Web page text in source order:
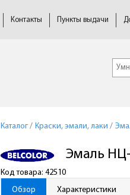
Контакты Пункты выдачи
Каталог / Краски, эмали, лаки /
Код товара: 42510
Эмаль НЦ-
Обзор Характеристики